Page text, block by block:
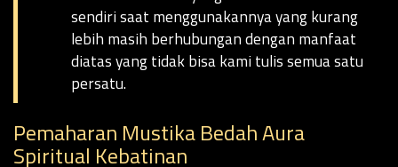
sendiri saat menggunakannya yang kurang
lebih masih berhubungan dengan manfaat
diatas yang tidak bisa kami tulis semua satu
persatu.
Pemaharan Mustika Bedah Aura
Spiritual Kebatinan